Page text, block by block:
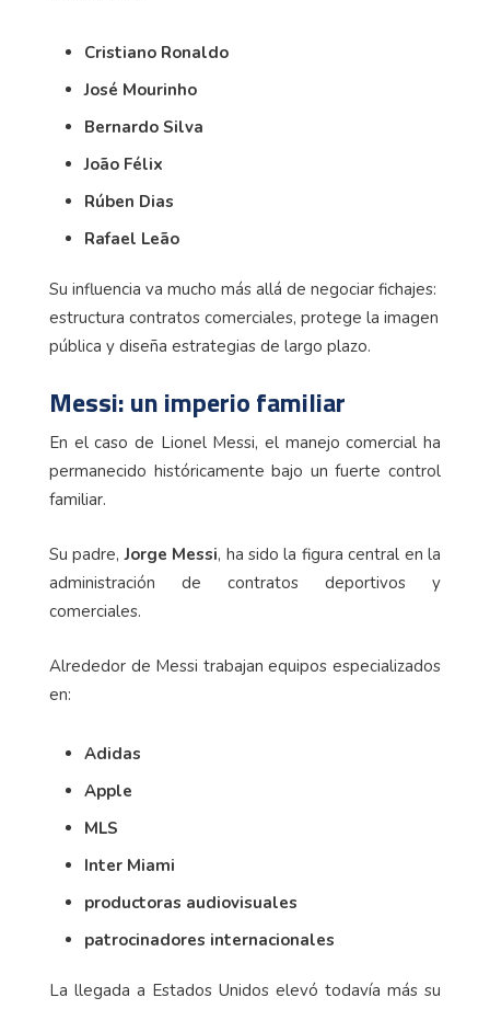
Cristiano Ronaldo
José Mourinho
Bernardo Silva
João Félix
Rúben Dias
Rafael Leão
Su influencia va mucho más allá de negociar fichajes:
estructura contratos comerciales, protege la imagen
pública y diseña estrategias de largo plazo.
Messi: un imperio familiar
En el caso de Lionel Messi, el manejo comercial ha
permanecido históricamente bajo un fuerte control
familiar.
Su padre,Jorge Messi, ha sido la figura central en la
administración de contratos deportivos y
comerciales.
Alrededor de Messi trabajan equipos especializados
en:
Adidas
Apple
MLS
Inter Miami
productoras audiovisuales
patrocinadores internacionales
La llegada a Estados Unidos elevó todavía más su